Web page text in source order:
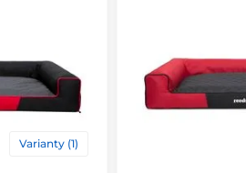
Varianty (1)